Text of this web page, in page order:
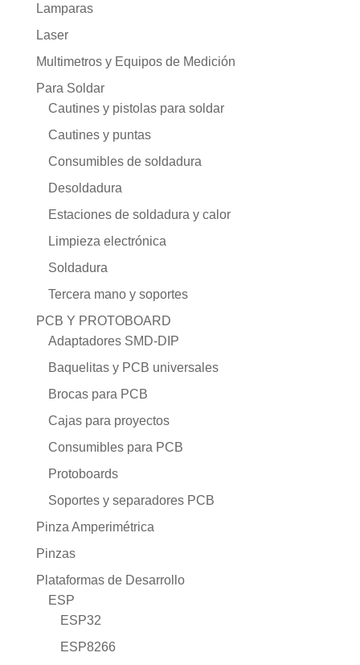
Lamparas
Laser
Multimetros y Equipos de Medición
Para Soldar
Cautines y pistolas para soldar
Cautines y puntas
Consumibles de soldadura
Desoldadura
Estaciones de soldadura y calor
Limpieza electrónica
Soldadura
Tercera mano y soportes
PCB Y PROTOBOARD
Adaptadores SMD-DIP
Baquelitas y PCB universales
Brocas para PCB
Cajas para proyectos
Consumibles para PCB
Protoboards
Soportes y separadores PCB
Pinza Amperimétrica
Pinzas
Plataformas de Desarrollo
ESP
ESP32
ESP8266